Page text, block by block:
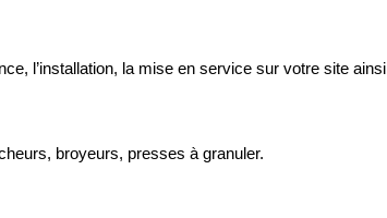
l’installation, la mise en service sur votre site ainsi
broyeurs, presses à granuler.